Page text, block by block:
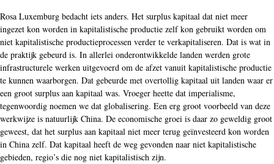
Rosa Luxemburg bedacht iets anders. Het surplus kapitaal dat niet meer
ingezet kon worden in kapitalistische productie zelf kon gebruikt worden om
niet kapitalistische productieprocessen verder te verkapitaliseren. Dat is wat in
de praktijk gebeurd is. In allerlei onderontwikkelde landen werden grote
infrastructurele werken uitgevoerd om de afzet vanuit kapitalistische productie
te kunnen waarborgen. Dat gebeurde met overtollig kapitaal uit landen waar er
een groot surplus aan kapitaal was. Vroeger heette dat imperialisme,
tegenwoordig noemen we dat globalisering. Een erg groot voorbeeld van deze
werkwijze is natuurlijk China. De economische groei is daar zo geweldig groot
geweest, dat het surplus aan kapitaal niet meer terug geïnvesteerd kon worden
in China zelf. Dat kapitaal heeft de weg gevonden naar niet kapitalistische
gebieden, regio’s die nog niet kapitalistisch zijn.